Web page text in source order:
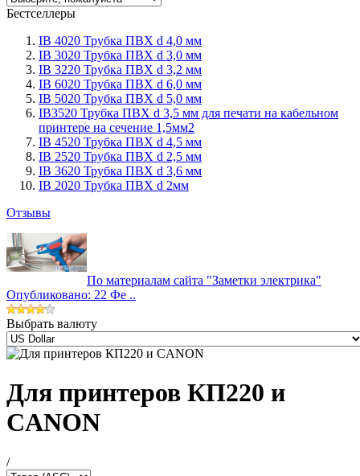
Бестселлеры
IB 4020 Трубка ПВХ d 4,0 мм
IB 3020 Трубка ПВХ d 3,0 мм
IB 3220 Трубка ПВХ d 3,2 мм
IB 6020 Трубка ПВХ d 6,0 мм
IB 5020 Трубка ПВХ d 5,0 мм
IB3520 Трубка ПВХ d 3,5 мм для печати на кабельном
принтере на сечение 1,5мм2
IB 4520 Трубка ПВХ d 4,5 мм
IB 2520 Трубка ПВХ d 2,5 мм
IB 3620 Трубка ПВХ d 3,6 мм
IB 2020 Трубка ПВХ d 2мм
Отзывы
По материалам сайта "Заметки электрика"
Опубликовано: 22 Фе ..
Выбрать валюту
Для принтеров КП220 и
CANON
/